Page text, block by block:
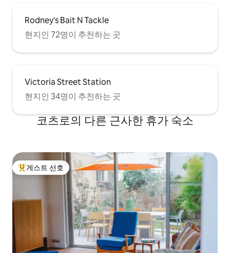
Rodney's Bait N Tackle
현지인 72명이 추천하는 곳
Victoria Street Station
현지인 34명이 추천하는 곳
코츠로의 다른 근사한 휴가 숙소
상위 게스트 선호
게스트 선호